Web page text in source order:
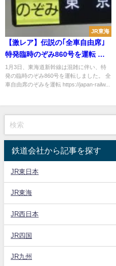
JR東海
【激レア】伝説の｢全車自由席｣
特発臨時のぞみ860号を運転 激
混みすぎて突如設定
1月3日、東海道新幹線は混雑に伴い、特
発の臨時のぞみ860号を運転しました。 全
車自由席のぞみを運転 https://japan-railw...
鉄道会社から記事を探す
JR東日本
JR東海
JR西日本
JR四国
JR九州